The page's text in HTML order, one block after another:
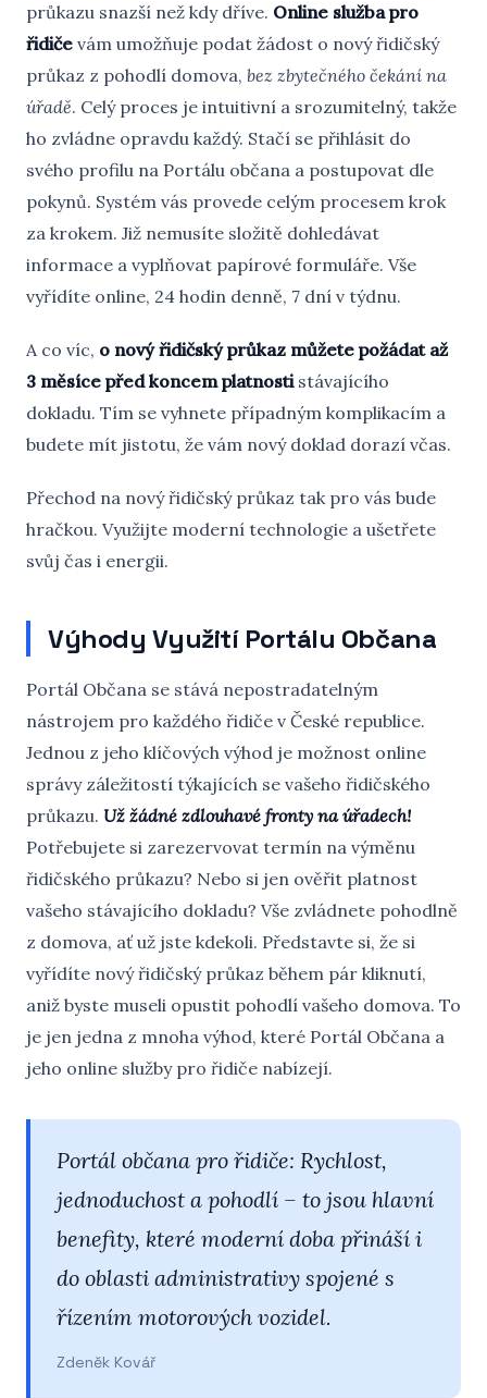
průkazu snazší než kdy dříve. Online služba pro
řidiče vám umožňuje podat žádost o nový řidičský
průkaz z pohodlí domova, bez zbytečného čekání na
úřadě. Celý proces je intuitivní a srozumitelný, takže
ho zvládne opravdu každý. Stačí se přihlásit do
svého profilu na Portálu občana a postupovat dle
pokynů. Systém vás provede celým procesem krok
za krokem. Již nemusíte složitě dohledávat
informace a vyplňovat papírové formuláře. Vše
vyřídíte online, 24 hodin denně, 7 dní v týdnu.
A co víc, o nový řidičský průkaz můžete požádat až
3 měsíce před koncem platnostistávajícího
dokladu. Tím se vyhnete případným komplikacím a
budete mít jistotu, že vám nový doklad dorazí včas.
Přechod na nový řidičský průkaz tak pro vás bude
hračkou. Využijte moderní technologie a ušetřete
svůj čas i energii.
Výhody Využití Portálu Občana
Portál Občana se stává nepostradatelným
nástrojem pro každého řidiče v České republice.
Jednou z jeho klíčových výhod je možnost online
správy záležitostí týkajících se vašeho řidičského
průkazu. Už žádné zdlouhavé fronty na úřadech!
Potřebujete si zarezervovat termín na výměnu
řidičského průkazu? Nebo si jen ověřit platnost
vašeho stávajícího dokladu? Vše zvládnete pohodlně
z domova, ať už jste kdekoli. Představte si, že si
vyřídíte nový řidičský průkaz během pár kliknutí,
aniž byste museli opustit pohodlí vašeho domova. To
je jen jedna z mnoha výhod, které Portál Občana a
jeho online služby pro řidiče nabízejí.
Portál občana pro řidiče: Rychlost,
jednoduchost a pohodlí – to jsou hlavní
benefity, které moderní doba přináší i
do oblasti administrativy spojené s
řízením motorových vozidel.
Zdeněk Kovář